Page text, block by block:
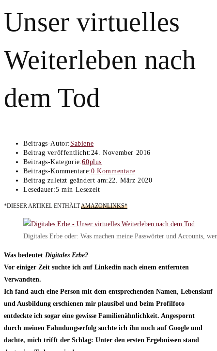
Unser virtuelles
Weiterleben nach
dem Tod
Beitrags-Autor: Sabiene
Beitrag veröffentlicht:24. November 2016
Beitrags-Kategorie:60plus
Beitrags-Kommentare:0 Kommentare
Beitrag zuletzt geändert am:22. März 2020
Lesedauer:5 min Lesezeit
*DIESER ARTIKEL ENTHÄLTAMAZONLINKS*
Digitales Erbe oder: Was machen meine Passwörter und Accounts,
Was bedeutet Digitales Erbe?
Vor einiger Zeit suchte ich auf Linkedin nach einem entfernten
Verwandten.
Ich fand auch eine Person mit dem entsprechenden Namen, Lebenslauf
und Ausbildung erschienen mir plausibel und beim Profilfoto
entdeckte ich sogar eine gewisse Familienähnlichkeit. Angespornt
durch meinen Fahndungserfolg suchte ich ihn noch auf Google und
dachte, mich trifft der Schlag: Unter den ersten Ergebnissen stand